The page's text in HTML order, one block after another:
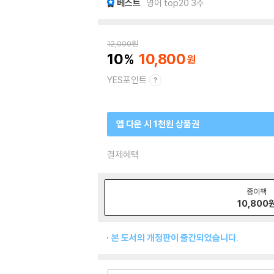
베스트 영어 top20 3주
12,000원
10 10,800
YES포인트
앱 다운 시 1천원 상품권
결제혜택
종이책
10,800
본 도서의 개정판이 출간되었습니다.